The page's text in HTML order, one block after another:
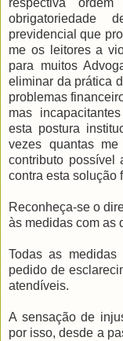
respectiva
obrigatoriedade
previdencial que
me os leitores a
para muitos
eliminar da prática
problemas
mas
esta postura
vezes quantas
contributo possível
contra esta solução
Reconheça-se o
às medidas com as
Todas as
pedido de
atendíveis.
A sensação de
por isso, desde a